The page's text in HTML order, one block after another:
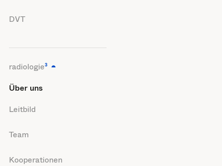
DVT
radiologie³
Über uns
Leitbild
Team
Kooperationen